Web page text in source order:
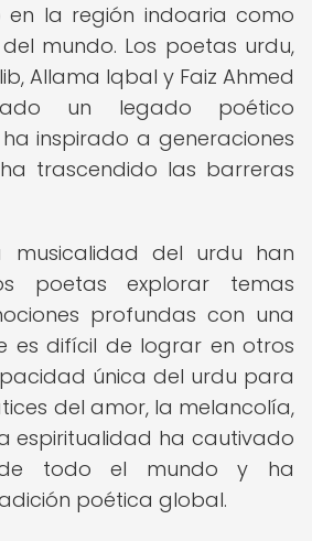
la región indoaria como
mundo. Los poetas urdu,
Allama Iqbal y Faiz Ahmed
un legado poético
inspirado a generaciones
trascendido las barreras
musicalidad del urdu han
poetas explorar temas
profundas con una
es difícil de lograr en otros
única del urdu para
del amor, la melancolía,
espiritualidad ha cautivado
todo el mundo y ha
poética global.